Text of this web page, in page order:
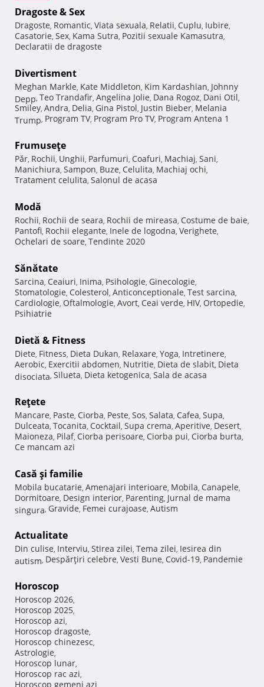
Dragoste & Sex
Dragoste, Romantic, Viata sexuala, Relatii, Cuplu, Iubire,
Casatorie, Sex, Kama Sutra, Pozitii sexuale Kamasutra,
Declaratii de dragoste
Divertisment
Meghan Markle, Kate Middleton, Kim Kardashian, Johnny
Depp, Teo Trandafir, Angelina Jolie, Dana Rogoz, Dani Otil,
Smiley, Andra, Delia, Gina Pistol, Justin Bieber, Melania
Trump, Program TV, Program Pro TV, Program Antena 1
Frumuseţe
Păr, Rochii, Unghii, Parfumuri, Coafuri, Machiaj, Sani,
Manichiura, Sampon, Buze, Celulita, Machiaj ochi,
Tratament celulita, Salonul de acasa
Modă
Rochii, Rochii de seara, Rochii de mireasa, Costume de baie,
Pantofi, Rochii elegante, Inele de logodna, Verighete,
Ochelari de soare, Tendinte 2020
Sănătate
Sarcina, Ceaiuri, Inima, Psihologie, Ginecologie,
Stomatologie, Colesterol, Anticonceptionale, Test sarcina,
Cardiologie, Oftalmologie, Avort, Ceai verde, HIV, Ortopedie,
Psihiatrie
Dietă & Fitness
Diete, Fitness, Dieta Dukan, Relaxare, Yoga, Intretinere,
Aerobic, Exercitii abdomen, Nutritie, Dieta de slabit, Dieta
disociata, Silueta, Dieta ketogenica, Sala de acasa
Reţete
Mancare, Paste, Ciorba, Peste, Sos, Salata, Cafea, Supa,
Dulceata, Tocanita, Cocktail, Supa crema, Aperitive, Desert,
Maioneza, Pilaf, Ciorba perisoare, Ciorba pui, Ciorba burta,
Ce mancam azi
Casă şi familie
Mobila bucatarie, Amenajari interioare, Mobila, Canapele,
Dormitoare, Design interior, Parenting, Jurnal de mama
singura, Gravide, Femei curajoase, Autism
Actualitate
Din culise, Interviu, Stirea zilei, Tema zilei, Iesirea din
autism, Despărţiri celebre, Vesti Bune, Covid-19, Pandemie
Horoscop
Horoscop 2026,
Horoscop 2025,
Horoscop azi,
Horoscop dragoste,
Horoscop chinezesc,
Astrologie,
Horoscop lunar,
Horoscop rac azi,
Horoscop gemeni azi